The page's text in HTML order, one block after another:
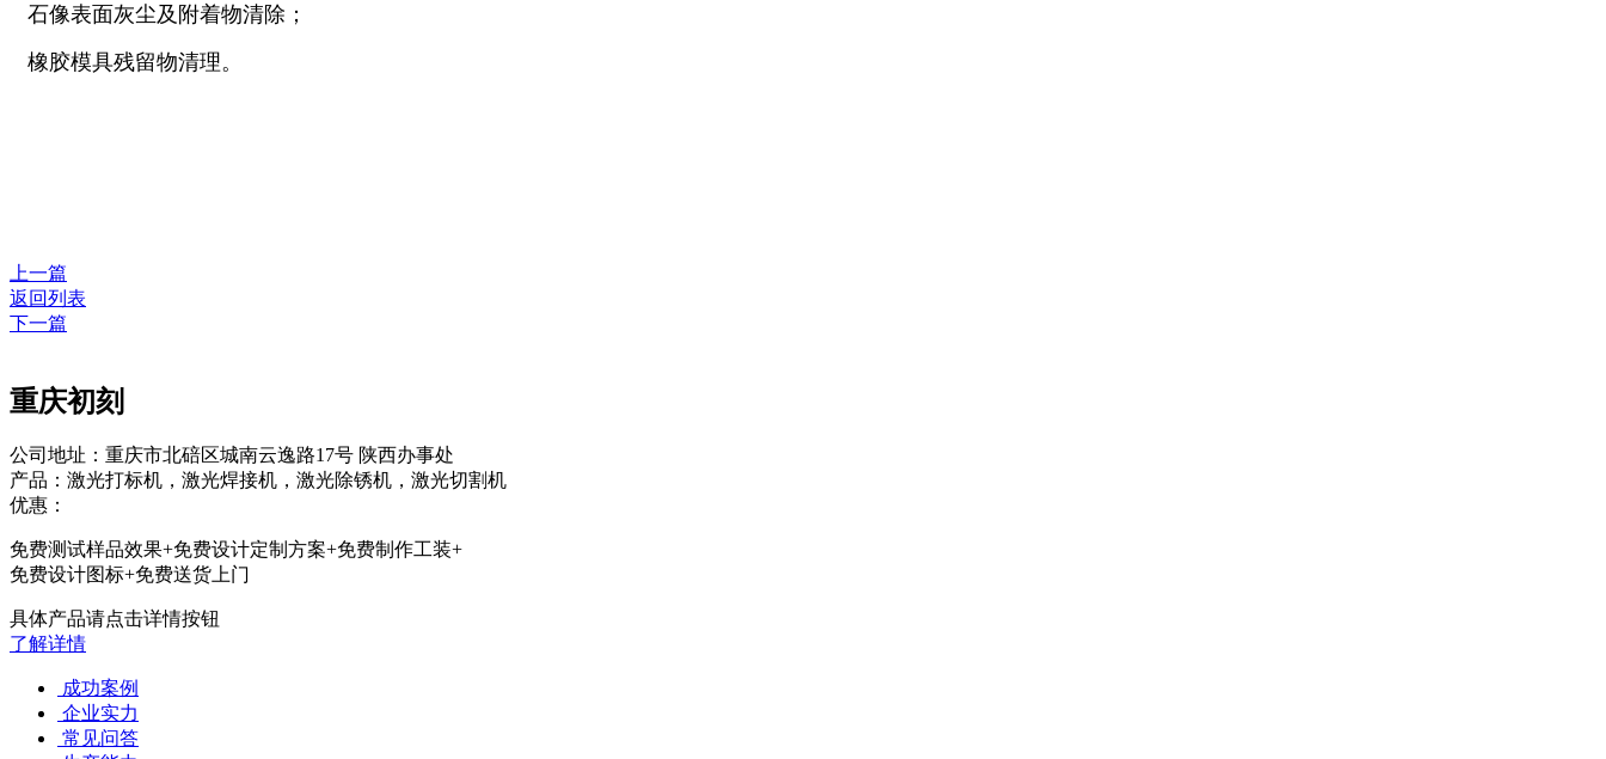
石像表面灰尘及附着物清除；
橡胶模具残留物清理。
上一篇
返回列表
下一篇
重庆初刻
公司地址：重庆市北碚区城南云逸路17号 陕西办事处
产品：激光打标机，激光焊接机，激光除锈机，激光切割机
优惠：
免费测试样品效果+免费设计定制方案+免费制作工装+
免费设计图标+免费送货上门
具体产品请点击详情按钮
了解详情
成功案例
企业实力
常见问答